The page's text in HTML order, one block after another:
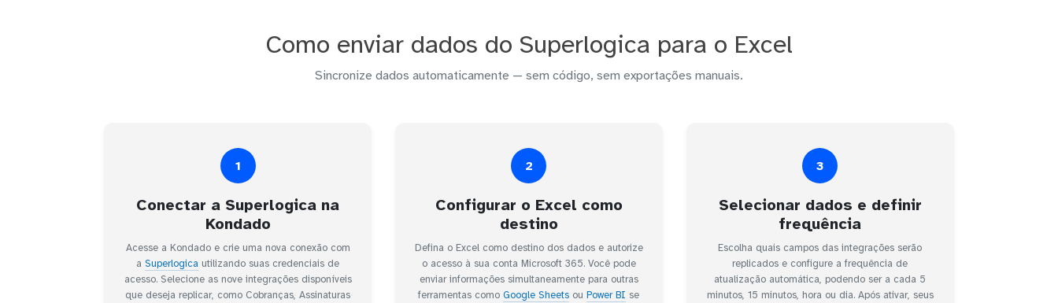
Como enviar dados do Superlogica para o Excel
Sincronize dados automaticamente — sem código, sem exportações manuais.
1
Conectar a Superlogica na
Kondado
Acesse a Kondado e crie uma nova conexão com
a Superlogica utilizando suas credenciais de
acesso. Selecione as nove integrações disponíveis
que deseja replicar, como Cobranças, Assinaturas
2
Configurar o Excel como
destino
Defina o Excel como destino dos dados e autorize
o acesso à sua conta Microsoft 365. Você pode
enviar informações simultaneamente para outras
ferramentas comoGoogle Sheets ouPower BI se
3
Selecionar dados e definir
frequência
Escolha quais campos das integrações serão
replicados e configure a frequência de
atualização automática, podendo ser a cada 5
minutos, 15 minutos, hora ou dia. Após ativar, seus